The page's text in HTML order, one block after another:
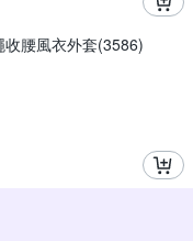
腰風衣外套(3586)